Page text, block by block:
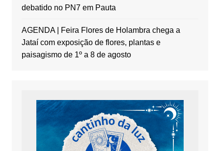
debatido no PN7 em Pauta
AGENDA | Feira Flores de Holambra chega a
Jataí com exposição de flores, plantas e
paisagismo de 1º a 8 de agosto